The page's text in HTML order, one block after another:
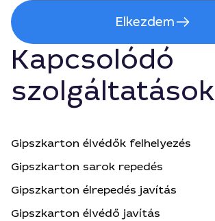
Elkezdem
Kapcsolódó
szolgáltatások
Gipszkarton élvédők felhelyezés
Gipszkarton sarok repedés
Gipszkarton élrepedés javítás
Gipszkarton élvédő javítás